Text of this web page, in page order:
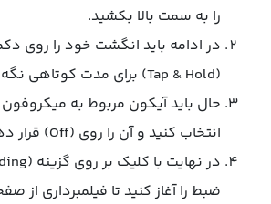
را به سمت بالا بکشید.
در ادامه باید انگشت خود را روی
(Tap & Hold) برای مدت کوتاهی نگه دارید.
حال باید آیکون مربوط به میکروفون
انتخاب کنید و آن را روی (Off) قرار دهید تا خاموش شود.
ضبط را آغاز کنید تا فیلمبرداری از